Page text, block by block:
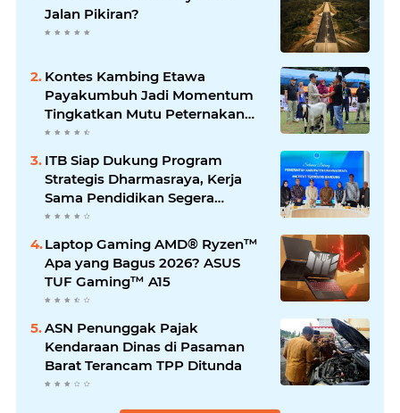
Jalan Pikiran?
Kontes Kambing Etawa
Payakumbuh Jadi Momentum
Tingkatkan Mutu Peternakan
Lokal
ITB Siap Dukung Program
Strategis Dharmasraya, Kerja
Sama Pendidikan Segera
Difinalkan
Laptop Gaming AMD® Ryzen™
Apa yang Bagus 2026? ASUS
TUF Gaming™ A15
ASN Penunggak Pajak
Kendaraan Dinas di Pasaman
Barat Terancam TPP Ditunda